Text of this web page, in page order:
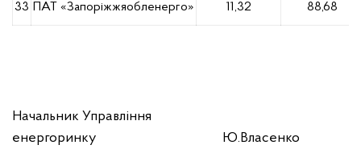
33 ПАТ «Запоріжжяобленерго» 11,32 88,68
Начальник Управління
енергоринку
Ю.Власенко